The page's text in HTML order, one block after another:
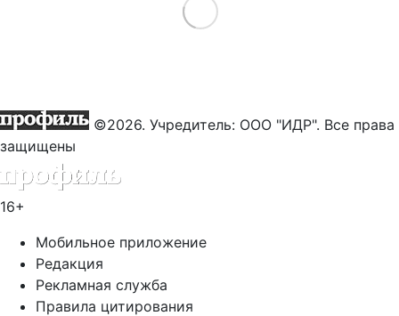
Load More
©2026. Учредитель: ООО "ИДР". Все права
защищены
16+
Мобильное приложение
Редакция
Рекламная служба
Правила цитирования